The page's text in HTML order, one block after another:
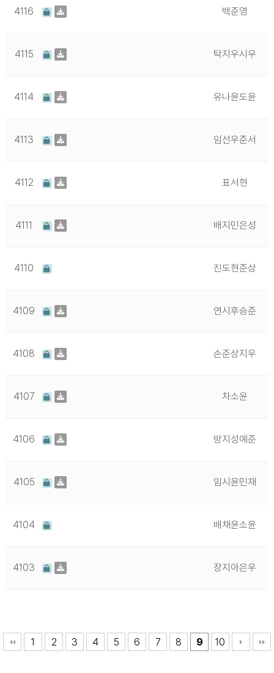
4116 백준영
4115 탁지우시우
4114 유나윤도윤
4113 임선우준서
4112 표서현
4111 배지민은성
4110 진도현준상
4109 연시후승준
4108 손준상지우
4107 차소윤
4106 방지성예준
4105 임시윤민재
4104 배채윤소윤
4103 장지아은우
1 2 3 4 5 6 7 8 9 10